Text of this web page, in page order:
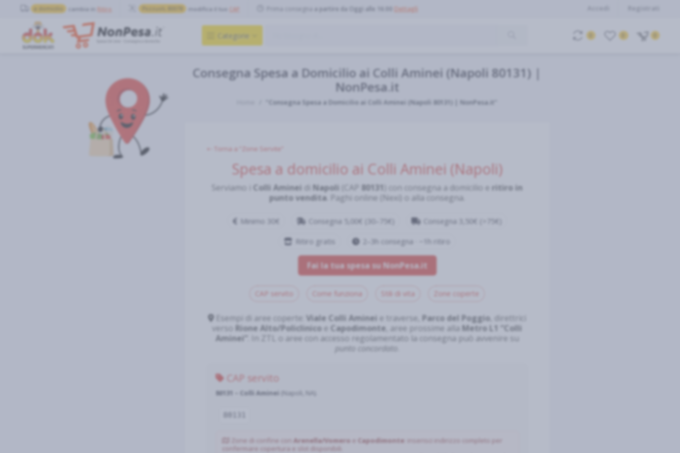
cambia in Ritiro modifica il tuo CAP a partire da Oggi alle 16:00 Dettagli
Categorie
Consegna Spesa a Domicilio ai Colli Aminei (Napoli 80131) |
NonPesa.it
"Consegna Spesa a Domicilio ai Colli Aminei (Napoli 80131) | NonPesa.it"
⇠ Torna a “Zone Servite”
Spesa a domicilio ai Colli Aminei (Napoli)
Serviamo i Colli Aminei Napoli 80131 ) con consegna a domicilio e ritiro in
punto vendita . Paghi online (Nexi) o alla consegna.
Minimo 30€ Consegna 5,00€ (30–75€)
Consegna 3,50€ (>75€)
Ritiro gratis
2–3h consegna · ~1h ritiro
Fai la tua spesa su NonPesa.it
CAP servito Come funziona Stili di vita Zone coperte
Esempi di aree coperte: Viale Colli Aminei e traverse, Parco del Poggio , direttrici
verso Rione Alto/Policlinico e Capodimonte , aree prossime alla Metro L1 “Colli
Aminei”
. In ZTL o aree con accesso regolamentato la consegna può avvenire su
punto concordato
CAP servito
80131 – Colli Aminei (Napoli, NA).
Zone di confine con Arenella/Vomero e Capodimonte: inserisci indirizzo completo per
confermare copertura e slot disponibili.